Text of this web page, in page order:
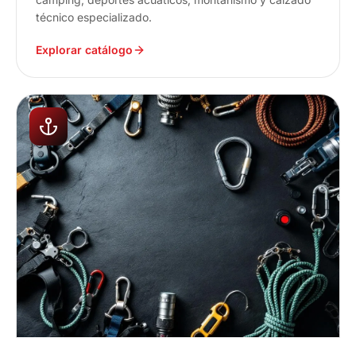
técnico especializado.
Explorar catálogo